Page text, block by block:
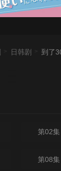
日韩剧 到了
第02集
第08集